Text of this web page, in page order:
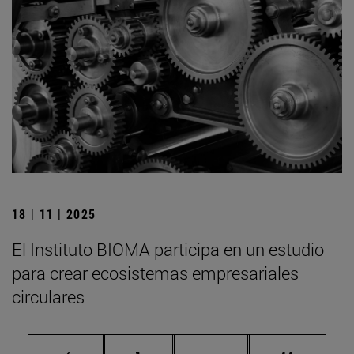
18 | 11 | 2025
El Instituto BIOMA participa en un estudio
para crear ecosistemas empresariales
circulares